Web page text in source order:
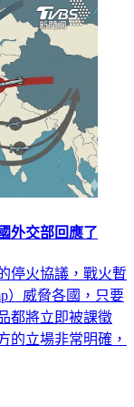
外交部回應了
停火協議，戰火暫
）威脅各國，只要
都將立即被課徵
的立場非常明確，